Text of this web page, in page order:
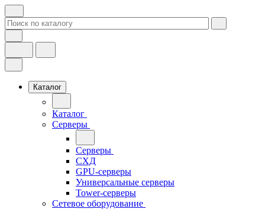
Каталог
Каталог
Серверы
Серверы
СХД
GPU-серверы
Универсальные серверы
Tower-серверы
Сетевое оборудование